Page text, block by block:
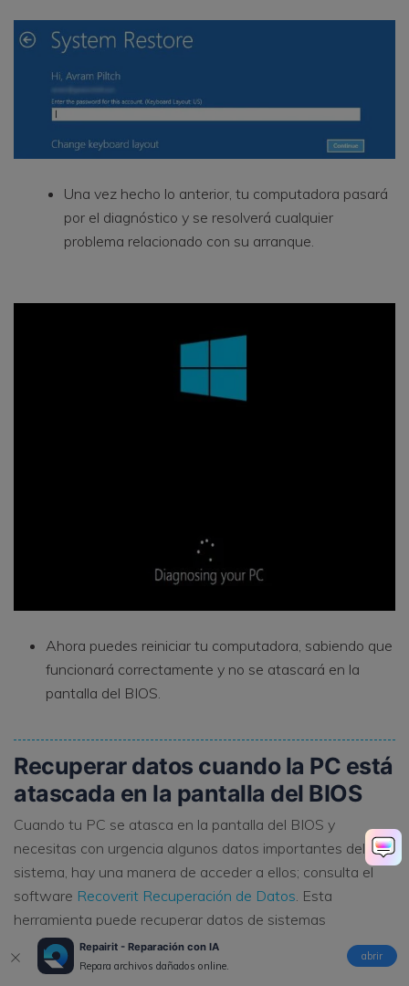
Repairit - Reparación con IA
Repara archivos dañados online.
abrir
Una vez hecho lo anterior, tu computadora pasará
por el diagnóstico y se resolverá cualquier
problema relacionado con su arranque.
Ahora puedes reiniciar tu computadora, sabiendo que
funcionará correctamente y no se atascará en la
pantalla del BIOS.
Recuperar datos cuando la PC está
atascada en la pantalla del BIOS
Cuando tu PC se atasca en la pantalla del BIOS y
necesitas con urgencia algunos datos importantes del
sistema, hay una manera de acceder a ellos; consulta el
software Recoverit Recuperación de Datos. Esta
herramienta puede recuperar datos de sistemas
bloqueados, tarjetas SD corruptas, unidades formateadas,
discos duros internos dañados, etc.